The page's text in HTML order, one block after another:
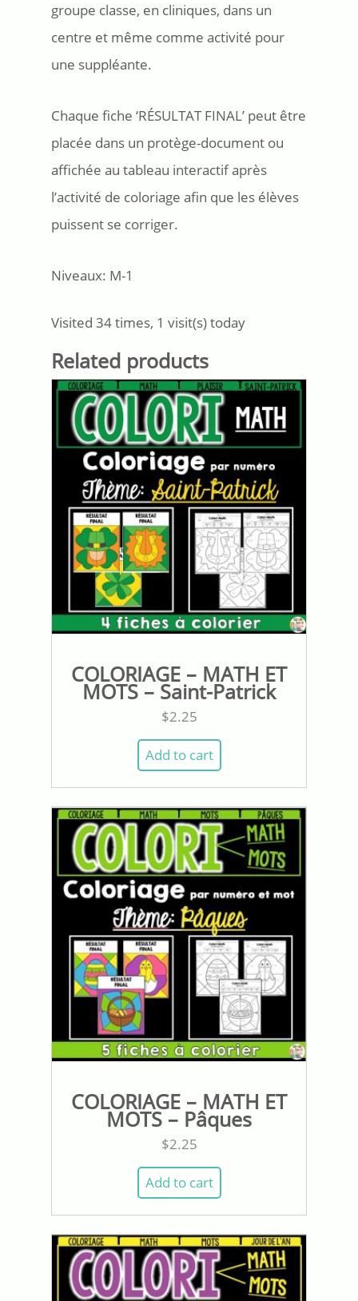
groupe classe, en cliniques, dans un
centre et même comme activité pour
une suppléante.
Chaque fiche ‘RÉSULTAT FINAL’ peut être
placée dans un protège-document ou
affichée au tableau interactif après
l’activité de coloriage afin que les élèves
puissent se corriger.
Niveaux: M-1
Visited 34 times, 1 visit(s) today
Related products
COLORIAGE – MATH ET
MOTS – Saint-Patrick
$2.25
Add to cart
COLORIAGE – MATH ET
MOTS – Pâques
$2.25
Add to cart